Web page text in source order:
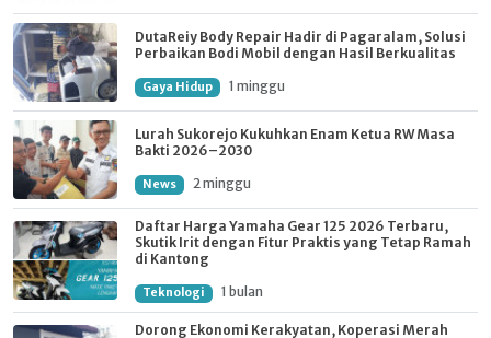
DutaReiy Body Repair Hadir di Pagaralam, Solusi
Perbaikan Bodi Mobil dengan Hasil Berkualitas
Gaya Hidup 1 minggu
Lurah Sukorejo Kukuhkan Enam Ketua RW Masa
Bakti 2026–2030
News 2 minggu
Daftar Harga Yamaha Gear 125 2026 Terbaru,
Skutik Irit dengan Fitur Praktis yang Tetap Ramah
di Kantong
Teknologi 1 bulan
Dorong Ekonomi Kerakyatan, Koperasi Merah